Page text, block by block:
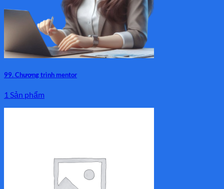
99. Chương trình mentor
1 Sản phẩm